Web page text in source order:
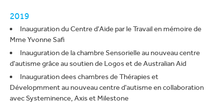
2019
Inauguration du Centre d'Aide par le Travail en mémoire de
Mme Yvonne Safi
Inauguration de la chambre Sensorielle au nouveau centre
d'autisme grâce au soutien de Logos et de Australian Aid
Inauguration dees chambres de Thérapies et
Dévelopmment au nouveau centre d'autisme en collaboration
avec Systeminence, Axis et Milestone